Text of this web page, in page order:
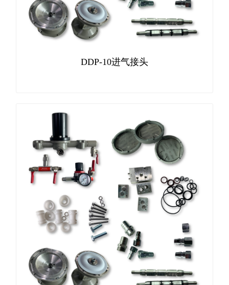
DDP-10进气接头